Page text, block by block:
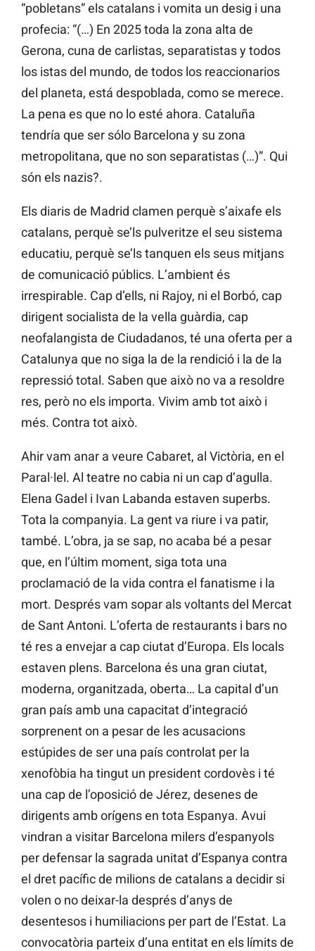
“pobletans” els catalans i vomita un desig i una
profecia: “(…) En 2025 toda la zona alta de
Gerona, cuna de carlistas, separatistas y todos
los istas del mundo, de todos los reaccionarios
del planeta, está despoblada, como se merece.
La pena es que no lo esté ahora. Cataluña
tendría que ser sólo Barcelona y su zona
metropolitana, que no son separatistas (…)”. Qui
són els nazis?.
Els diaris de Madrid clamen perquè s’aixafe els
catalans, perquè se’ls pulveritze el seu sistema
educatiu, perquè se’ls tanquen els seus mitjans
de comunicació públics. L’ambient és
irrespirable. Cap d’ells, ni Rajoy, ni el Borbó, cap
dirigent socialista de la vella guàrdia, cap
neofalangista de Ciudadanos, té una oferta per a
Catalunya que no siga la de la rendició i la de la
repressió total. Saben que això no va a resoldre
res, però no els importa. Vivim amb tot això i
més. Contra tot això.
Ahir vam anar a veure Cabaret, al Victòria, en el
Paral·lel. Al teatre no cabia ni un cap d’agulla.
Elena Gadel i Ivan Labanda estaven superbs.
Tota la companyia. La gent va riure i va patir,
també. L’obra, ja se sap, no acaba bé a pesar
que, en l’últim moment, siga tota una
proclamació de la vida contra el fanatisme i la
mort. Després vam sopar als voltants del Mercat
de Sant Antoni. L’oferta de restaurants i bars no
té res a envejar a cap ciutat d’Europa. Els locals
estaven plens. Barcelona és una gran ciutat,
moderna, organitzada, oberta… La capital d’un
gran país amb una capacitat d’integració
sorprenent on a pesar de les acusacions
estúpides de ser una país controlat per la
xenofòbia ha tingut un president cordovès i té
una cap de l’oposició de Jérez, desenes de
dirigents amb orígens en tota Espanya. Avui
vindran a visitar Barcelona milers d’espanyols
per defensar la sagrada unitat d’Espanya contra
el dret pacífic de milions de catalans a decidir si
volen o no deixar-la després d’anys de
desentesos i humiliacions per part de l’Estat. La
convocatòria parteix d’una entitat en els límits de